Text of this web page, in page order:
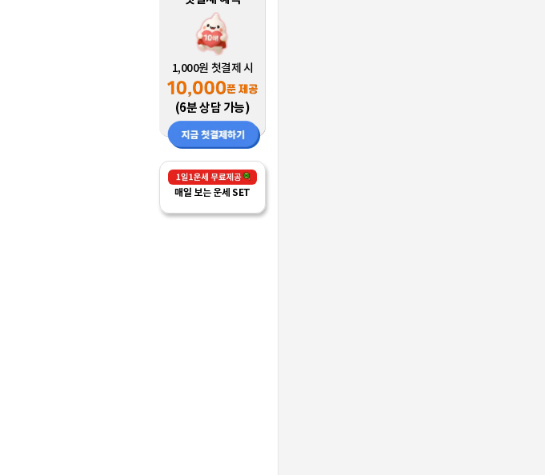
1,000원 첫결제 시
(6분 상담 가능)
매일 보는 운세 SET